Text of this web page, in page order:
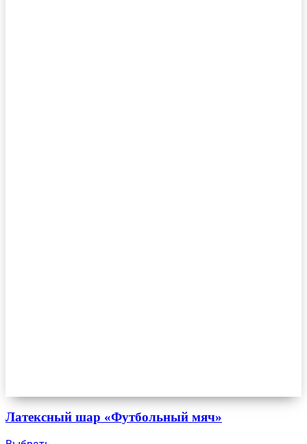
Латексный шар «Футбольный мяч»